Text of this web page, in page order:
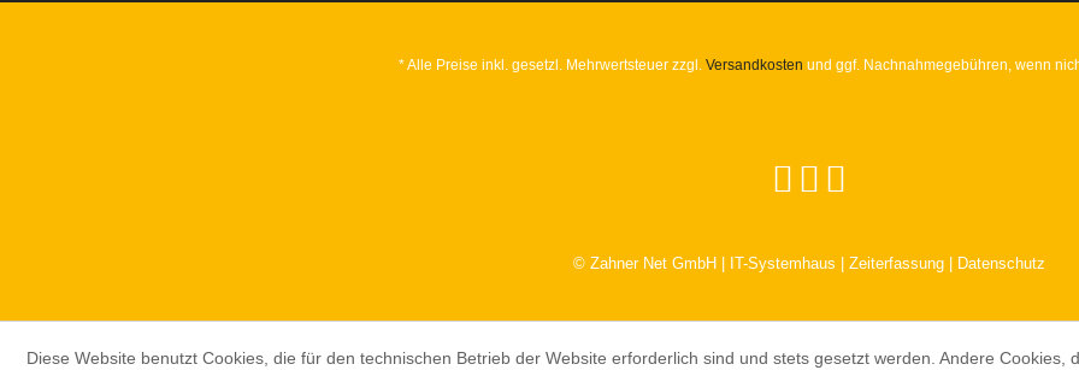
* Alle Preise inkl. gesetzl. Mehrwertsteuer zzgl. Versandkosten und ggf. Nachnahmegebühren, wenn
© Zahner Net GmbH | IT-Systemhaus | Zeiterfassung | Datenschutz
Diese Website benutzt Cookies, die für den technischen Betrieb der Website erforderlich sind und stets gesetzt werden. Andere Cookies,